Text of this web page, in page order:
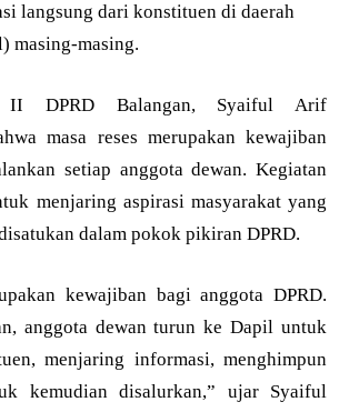
langsung dari konstituen di daerah
masing-masing.
DPRD Balangan, Syaiful Arif
masa reses merupakan kewajiban
setiap anggota dewan. Kegiatan
menjaring aspirasi masyarakat yang
dalam pokok pikiran DPRD.
kewajiban bagi anggota DPRD.
anggota dewan turun ke Dapil untuk
menjaring informasi, menghimpun
kemudian disalurkan,” ujar Syaiful